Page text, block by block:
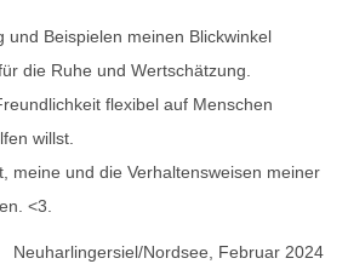
Beispielen meinen Blickwinkel
die Ruhe und Wertschätzung.
flexibel auf Menschen
willst.
meine und die Verhaltensweisen meiner
<3.
Neuharlingersiel/Nordsee, Februar 2024